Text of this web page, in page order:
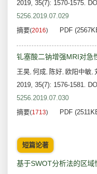
2019, 35(7): 1570-1575.
5256.2019.07.029
摘要(2016) PDF
钆塞酸二钠增强MRI对急
王昊, 何成, 陈好, 欧阳中敏,
2019, 35(7): 1576-1581.
5256.2019.07.030
摘要(1713) PDF
短篇论著
基于SWOT分析法的区